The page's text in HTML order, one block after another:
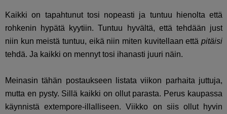
Kaikki on tapahtunut tosi nopeasti ja tuntuu hienolta että
rohkenin hypätä kyytiin. Tuntuu hyvältä, että tehdään just
niin kun meistä tuntuu, eikä niin miten kuvitellaan ettäpitäisi
tehdä. Ja kaikki on mennyt tosi ihanasti juuri näin.
Meinasin tähän postaukseen listata viikon parhaita juttuja,
mutta en pysty. Sillä kaikki on ollut parasta. Perus kaupassa
käynnistä extempore-illalliseen. Viikko on siis ollut hyvin